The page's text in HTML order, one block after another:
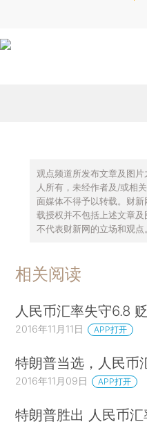
观点频道所发布文章及图
人所有，未经作者及/或相
面媒体不得予以转载。财
载授权并不包括上述文章及
不代表财新网的立场和观点。
相关阅读
人民币汇率失守6.8
2016年11月11日 APP打开
特朗普当选，人民币
2016年11月09日 APP打开
特朗普胜出 人民币